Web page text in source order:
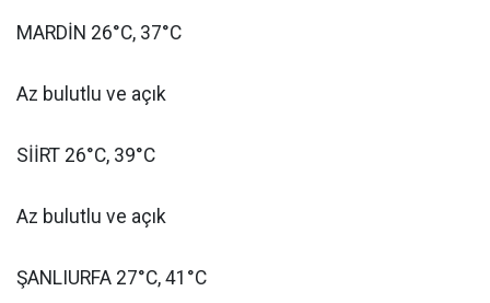
MARDİN 26°C, 37°C
Az bulutlu ve açık
SİİRT 26°C, 39°C
Az bulutlu ve açık
ŞANLIURFA 27°C, 41°C